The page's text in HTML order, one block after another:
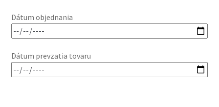
Dátum objednania
Dátum prevzatia tovaru